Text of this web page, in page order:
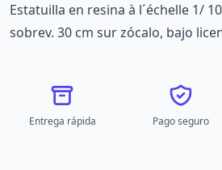
Estatuilla en resina à l´échelle 1/
sobrev. 30 cm sur zócalo, bajo
Entrega rápida Pago seguro